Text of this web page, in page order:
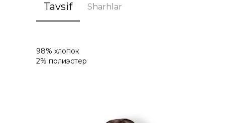
Tavsif Sharhlar
98% хлопок
2% полиэстер